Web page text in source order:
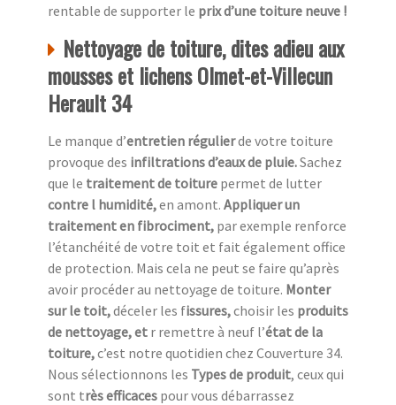
rentable de supporter le prix d’une toiture neuve !
Nettoyage de toiture, dites adieu aux
mousses et lichens Olmet-et-Villecun
Herault 34
Le manque d’entretien régulierde votre toiture
provoque des infiltrations d’eaux de pluie.Sachez
que le traitement de toiture permet de lutter
contre l humidité,en amont. Appliquer un
traitement en fibrociment, par exemple renforce
l’étanchéité de votre toit et fait également office
de protection. Mais cela ne peut se faire qu’après
avoir procéder au nettoyage de toiture. Monter
sur le toit,déceler les fissures,choisir les produits
de nettoyage, et r remettre à neuf l’état de la
toiture,c’est notre quotidien chez Couverture 34.
Nous sélectionnons les Types de produit, ceux qui
sont très efficaces pour vous débarrassez